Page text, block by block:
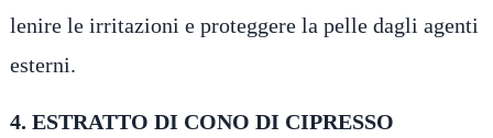
lenire le irritazioni e proteggere la pelle dagli agenti
esterni.
4. ESTRATTO DI CONO DI CIPRESSO